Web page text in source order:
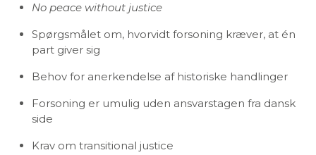
No peace without justice
Spørgsmålet om, hvorvidt forsoning kræver, at én
part giver sig
Behov for anerkendelse af historiske handlinger
Forsoning er umulig uden ansvarstagen fra dansk
side
Krav om transitional justice